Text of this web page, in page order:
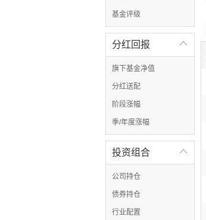
基金评级

分红回报
旗下基金净值
分红送配
阶段涨幅
季/年度涨幅

投资组合
公司持仓
债券持仓
行业配置